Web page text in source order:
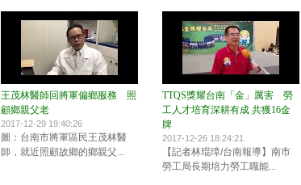
王茂林醫師回將軍偏鄉服務 照
顧鄉親父老
2017-12-29 19:40:26
圖：台南市將軍區民王茂林醫
師，就近照顧故鄉的鄉親父...
TTQS獎耀台南「金」厲害 勞
工人才培育深耕有成 共獲16金
牌
2017-12-26 18:24:21
【記者林琨璋/台南報導】南市
勞工局長期培力勞工職能...